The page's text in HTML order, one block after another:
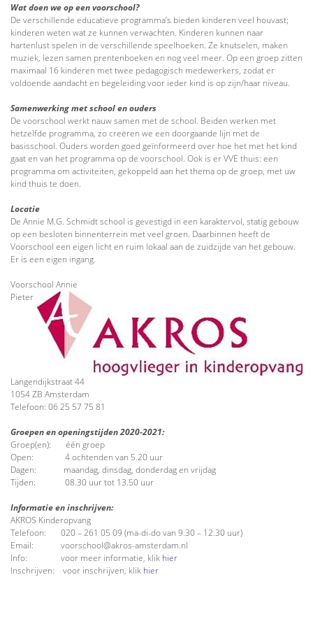
Wat doen we op een voorschool?
De verschillende educatieve programma’s bieden kinderen veel houvast;
kinderen weten wat ze kunnen verwachten. Kinderen kunnen naar
hartenlust spelen in de verschillende speelhoeken. Ze knutselen, maken
muziek, lezen samen prentenboeken en nog veel meer. Op een groep zitten
maximaal 16 kinderen met twee pedagogisch medewerkers, zodat er
voldoende aandacht en begeleiding voor ieder kind is op zijn/haar niveau.
Samenwerking met school en ouders
De voorschool werkt nauw samen met de school. Beiden werken met
hetzelfde programma, zo creëren we een doorgaande lijn met de
basisschool. Ouders worden goed geïnformeerd over hoe het met het kind
gaat en van het programma op de voorschool. Ook is er VVE thuis: een
programma om activiteiten, gekoppeld aan het thema op de groep, met uw
kind thuis te doen.
Locatie
De Annie M.G. Schmidt school is gevestigd in een karaktervol, statig gebouw
op een besloten binnenterrein met veel groen. Daarbinnen heeft de
Voorschool een eigen licht en ruim lokaal aan de zuidzijde van het gebouw.
Er is een eigen ingang.
Voorschool Annie
Pieter
Langendijkstraat 44
1054 ZB Amsterdam
Telefoon: 06 25 57 75 81
Groepen en openingstijden 2020-2021:
Groep(en): één groep
Open: 4 ochtenden van 5.20 uur
Dagen: maandag, dinsdag, donderdag en vrijdag
Tijden: 08.30 uur tot 13.50 uur
Informatie en inschrijven:
AKROS Kinderopvang
Telefoon: 020 – 261 05 09 (ma-di-do van 9.30 – 12.30 uur)
Email: voorschool@akros-amsterdam.nl
Info: voor meer informatie, klik hier
Inschrijven: voor inschrijven, klik hier